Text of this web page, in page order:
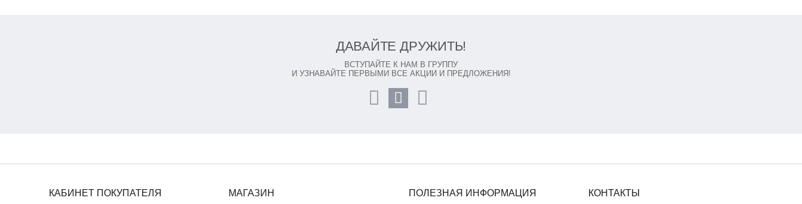
ДАВАЙТЕ ДРУЖИТЬ!
ВСТУПАЙТЕ К НАМ В ГРУППУ
И УЗНАВАЙТЕ ПЕРВЫМИ ВСЕ АКЦИИ И ПРЕДЛОЖЕНИЯ!
КАБИНЕТ ПОКУПАТЕЛЯ МАГАЗИН ПОЛЕЗНАЯ ИНФОРМАЦИЯ КОНТАКТЫ